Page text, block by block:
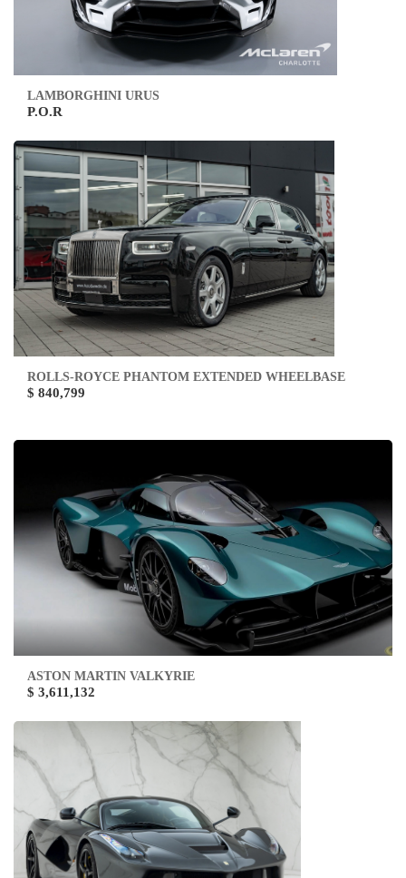
LAMBORGHINI URUS
P.O.R
ROLLS-ROYCE PHANTOM EXTENDED WHEELBASE
$ 840,799
ASTON MARTIN VALKYRIE
$ 3,611,132